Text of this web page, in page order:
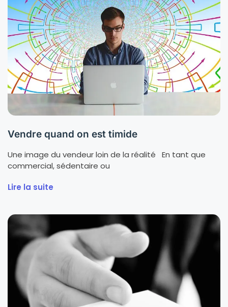
Vendre quand on est timide
Une image du vendeur loin de la réalité En tant que
commercial, sédentaire ou
Lire la suite